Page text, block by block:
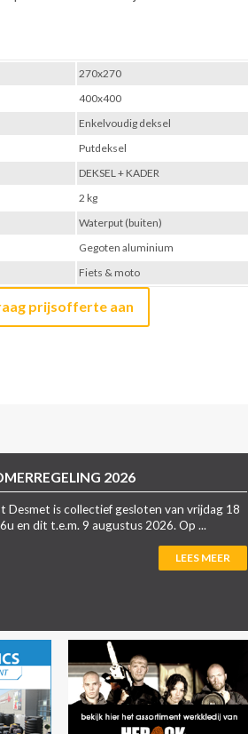
prijsofferte aan
270x270
400x400
Enkelvoudig deksel
Putdeksel
DEKSEL + KADER
2 kg
Waterput (buiten)
Gegoten aluminium
Fiets & moto
2026
Desmet is collectief gesloten van vrijdag 18
en dit t.e.m. 9 augustus 2026. Op ...
LEES MEER